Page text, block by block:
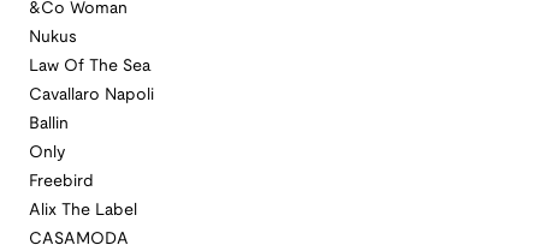
&Co Woman
Nukus
Law Of The Sea
Cavallaro Napoli
Ballin
Only
Freebird
Alix The Label
CASAMODA